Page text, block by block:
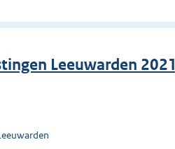
Leeuwarden 2021